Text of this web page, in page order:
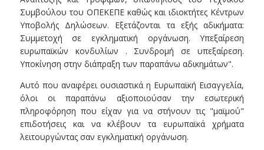
Συμβούλου του ΟΠΕΚΕΠΕ καθώς και ιδιοκτήτες Κέντρων
Υποβολής Δηλώσεων. Εξετάζονται τα εξής αδικήματα:
Συμμετοχή σε εγκληματική οργάνωση. Υπεξαίρεση
ευρωπαϊκών κονδυλίων . Συνδρομή σε υπεξαίρεση.
Υποκίνηση στην διάπραξη των παραπάνω αδικημάτων".
Αυτό που αναφέρει ουσιαστικά η Ευρωπαϊκή Εισαγγελία,
όλοι οι παραπάνω αξιοποιούσαν την εσωτερική
πληροφόρηση που είχαν για να στήνουν τις "μαϊμού"
επιδοτήσεις και να κλέβουν τα ευρωπαϊκά χρήματα
λειτουργώντας σαν εγκληματική οργάνωση.